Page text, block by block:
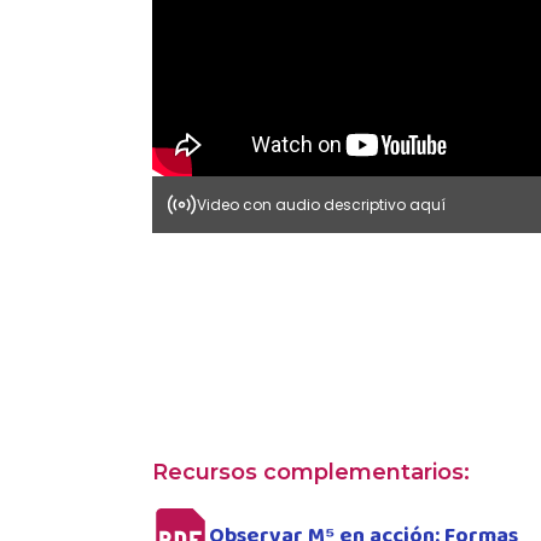
Video con audio descriptivo aquí
Recursos complementarios: